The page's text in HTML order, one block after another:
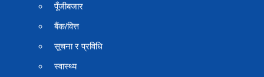
पूँजीबजार
बैंक/वित्त
सूचना र प्रविधि
स्वास्थ्य